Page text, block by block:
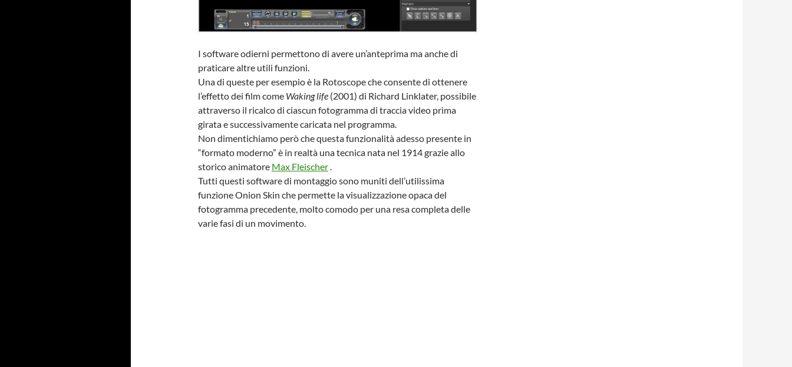
I software odierni permettono di avere un’anteprima ma anche di
praticare altre utili funzioni.
Una di queste per esempio è la Rotoscope che consente di ottenere
l’effetto dei film come Waking life (2001) di Richard Linklater, possibile
attraverso il ricalco di ciascun fotogramma di traccia video prima
girata e successivamente caricata nel programma.
Non dimentichiamo però che questa funzionalità adesso presente in
“formato moderno” è in realtà una tecnica nata nel 1914 grazie allo
storico animatore Max Fleischer.
Tutti questi software di montaggio sono muniti dell’utilissima
funzione Onion Skin che permette la visualizzazione opaca del
fotogramma precedente, molto comodo per una resa completa delle
varie fasi di un movimento.